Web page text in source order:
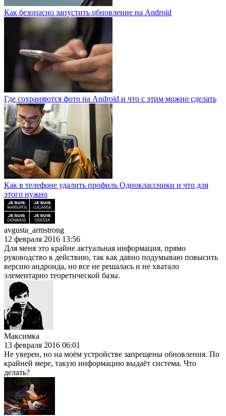
Как безопасно запустить обновление на Android
Где сохраняются фото на Android и что с этим можно сделать
Как в телефоне удалить профиль Одноклассники и что для
этого нужно
avgusta_armstrong
12 февраля 2016 13:56
Для меня это крайне актуальная информация, прямо
руководство к действию, так как давно подумываю повысить
версию андроида, но все не решалась и не хватало
элементарно теоретической базы.
Максимка
13 февраля 2016 06:01
Не уверен, но на моём устройстве запрещены обновления. По
крайней мере, такую информацию выдаёт система. Что
делать?